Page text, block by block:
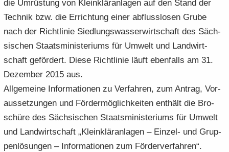
die Um­rüs­tung von Klein­klär­an­la­gen auf den Stand der
Tech­nik bzw. die Er­rich­tung einer ab­fluss­lo­sen Grube
nach der Richt­li­nie Sied­lungs­was­ser­wirt­schaft des Säch­
si­schen Staats­mi­nis­te­ri­ums für Um­welt und Land­wirt­
schaft ge­för­dert. Diese Richt­li­nie läuft eben­falls am 31.
De­zem­ber 2015 aus.
All­ge­mei­ne In­for­ma­tio­nen zu Ver­fah­ren, zum An­trag, Vor­
aus­set­zun­gen und För­der­mög­lich­kei­ten ent­hält die Bro­
schü­re des Säch­si­schen Staats­mi­nis­te­ri­ums für Um­welt
und Land­wirt­schaft „Klein­klär­an­la­gen – Einzel-​ und Grup­
pen­lö­sun­gen – In­for­ma­tio­nen zum För­der­ver­fah­ren“.